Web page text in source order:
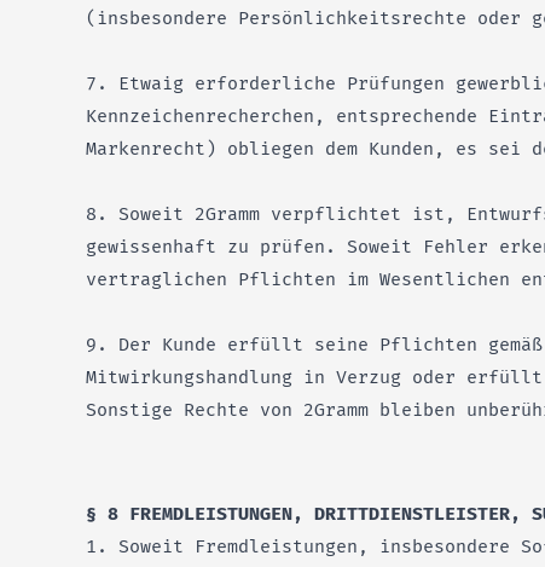
(insbesondere Persönlichkeitsrechte oder
7. Etwaig erforderliche Prüfungen
Kennzeichenrecherchen, entsprechende
Markenrecht) obliegen dem Kunden, es
8. Soweit 2Gramm verpflichtet ist,
gewissenhaft zu prüfen. Soweit Fehler
vertraglichen Pflichten im Wesentlichen
9. Der Kunde erfüllt seine Pflichten
Mitwirkungshandlung in Verzug oder erfüllt
Sonstige Rechte von 2Gramm bleiben
§ 8 FREMDLEISTUNGEN, DRITTDIENSTLEISTER,
1. Soweit Fremdleistungen, insbesondere